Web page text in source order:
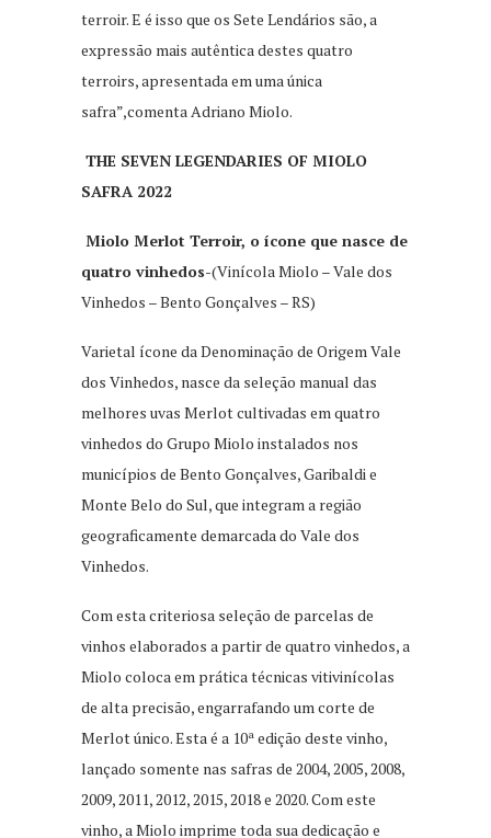
terroir. E é isso que os Sete Lendários são, a
expressão mais autêntica destes quatro
terroirs, apresentada em uma única
safra”,comenta Adriano Miolo.
THE SEVEN LEGENDARIES OF MIOLO
SAFRA 2022
Miolo Merlot Terroir, o ícone que nasce de
quatro vinhedos-(Vinícola Miolo – Vale dos
Vinhedos – Bento Gonçalves – RS)
Varietal ícone da Denominação de Origem Vale
dos Vinhedos, nasce da seleção manual das
melhores uvas Merlot cultivadas em quatro
vinhedos do Grupo Miolo instalados nos
municípios de Bento Gonçalves, Garibaldi e
Monte Belo do Sul, que integram a região
geograficamente demarcada do Vale dos
Vinhedos.
Com esta criteriosa seleção de parcelas de
vinhos elaborados a partir de quatro vinhedos, a
Miolo coloca em prática técnicas vitivinícolas
de alta precisão, engarrafando um corte de
Merlot único. Esta é a 10ª edição deste vinho,
lançado somente nas safras de 2004, 2005, 2008,
2009, 2011, 2012, 2015, 2018 e 2020. Com este
vinho, a Miolo imprime toda sua dedicação e